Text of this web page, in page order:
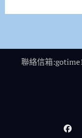
聯絡信箱